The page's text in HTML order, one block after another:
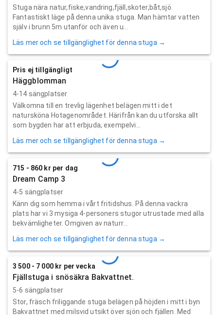
Stuga nära natur,fiske,vandring,fjäll,skoter,båt,sjö.
Fantastiskt läge på denna unika stuga. Man hämtar vatten
själv i brunn 5m utanför och även u...
Läs mer och se tillgänglighet för denna stuga →
Pris ej tillgängligt
Häggblomman
4-14 sängplatser
Välkomna till en trevlig lägenhet belägen mitt i det
natursköna Hotagenområdet. Härifrån kan du utforska allt
som bygden har att erbjuda, exempelvi...
Läs mer och se tillgänglighet för denna stuga →
715 - 860 kr per dag
Dream Camp 3
4-5 sängplatser
Känn dig som hemma i vårt fritidshus. På denna vackra
plats har vi 3 mysiga 4-personers stugor utrustade med alla
bekvämligheter. Omgiven av naturr...
Läs mer och se tillgänglighet för denna stuga →
3 500 - 7 000 kr per vecka
Fjällstuga i snösäkra Bakvattnet.
5-6 sängplatser
Stor, fräsch friliggande stuga belägen på höjden i mitt i byn
Bakvattnet med milsvid utsikt över sjön och fjällen. Med